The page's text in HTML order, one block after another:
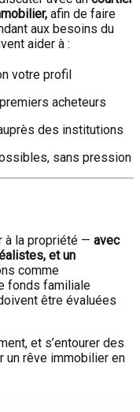
afin de faire
aux besoins du
aider à :
votre profil
acheteurs
des institutions
sans pression
à la propriété — avec
et un
comme
fonds familiale
être évaluées
et s’entourer des
rêve immobilier en